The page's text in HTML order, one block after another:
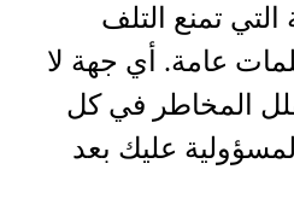
التي تمنع التلف
عامة. أي جهة لا
المخاطر في كل
عليك بعد